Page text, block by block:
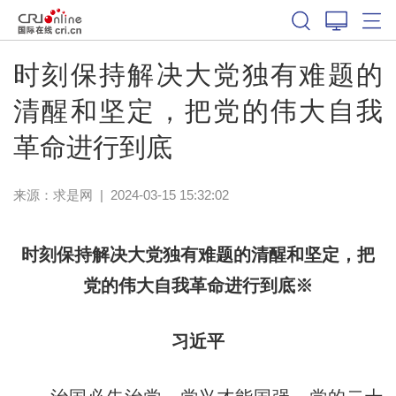
时刻保持解决大党独有难题的
清醒和坚定，把党的伟大自我
革命进行到底
来源： 求是网 | 2024-03-15 15:32:02
时刻保持解决大党独有难题的清醒和坚定，把
党的伟大自我革命进行到底※
习近平